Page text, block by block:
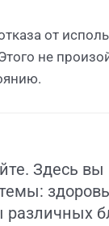
от
не
Здесь